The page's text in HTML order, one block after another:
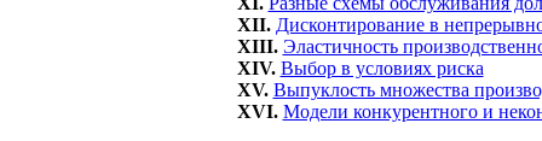
XII. Дисконтирование в
XIII. Эластичность
XIV. Выбор в условиях риска
XV. Выпуклость множества
XVI. Модели конкурентного и